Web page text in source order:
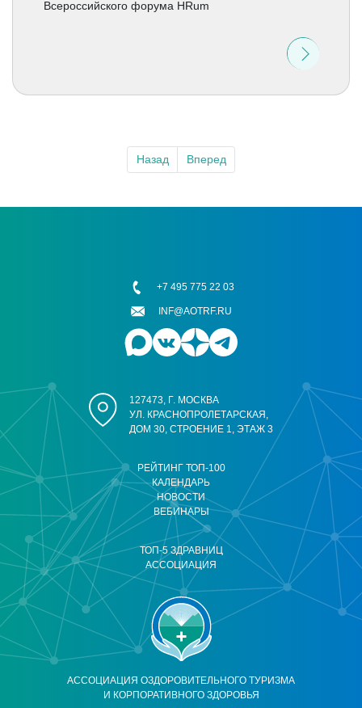
Всероссийского форума HRum
Назад Вперед
АССОЦИАЦИЯ ОЗДОРОВИТЕЛЬНОГО ТУРИЗМА
И КОРПОРАТИВНОГО ЗДОРОВЬЯ
РЕЙТИНГ ТОП-100
КАЛЕНДАРЬ
НОВОСТИ
ВЕБИНАРЫ
ТОП-5 ЗДРАВНИЦ
АССОЦИАЦИЯ
127473, Г. МОСКВА
УЛ. КРАСНОПРОЛЕТАРСКАЯ,
ДОМ 30, СТРОЕНИЕ 1, ЭТАЖ 3
+7 495 775 22 03
INF@AOTRF.RU